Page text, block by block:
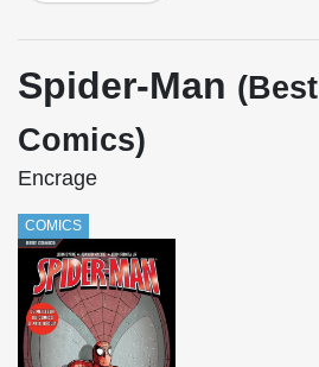
Spider-Man (Best
Comics)
Encrage
COMICS